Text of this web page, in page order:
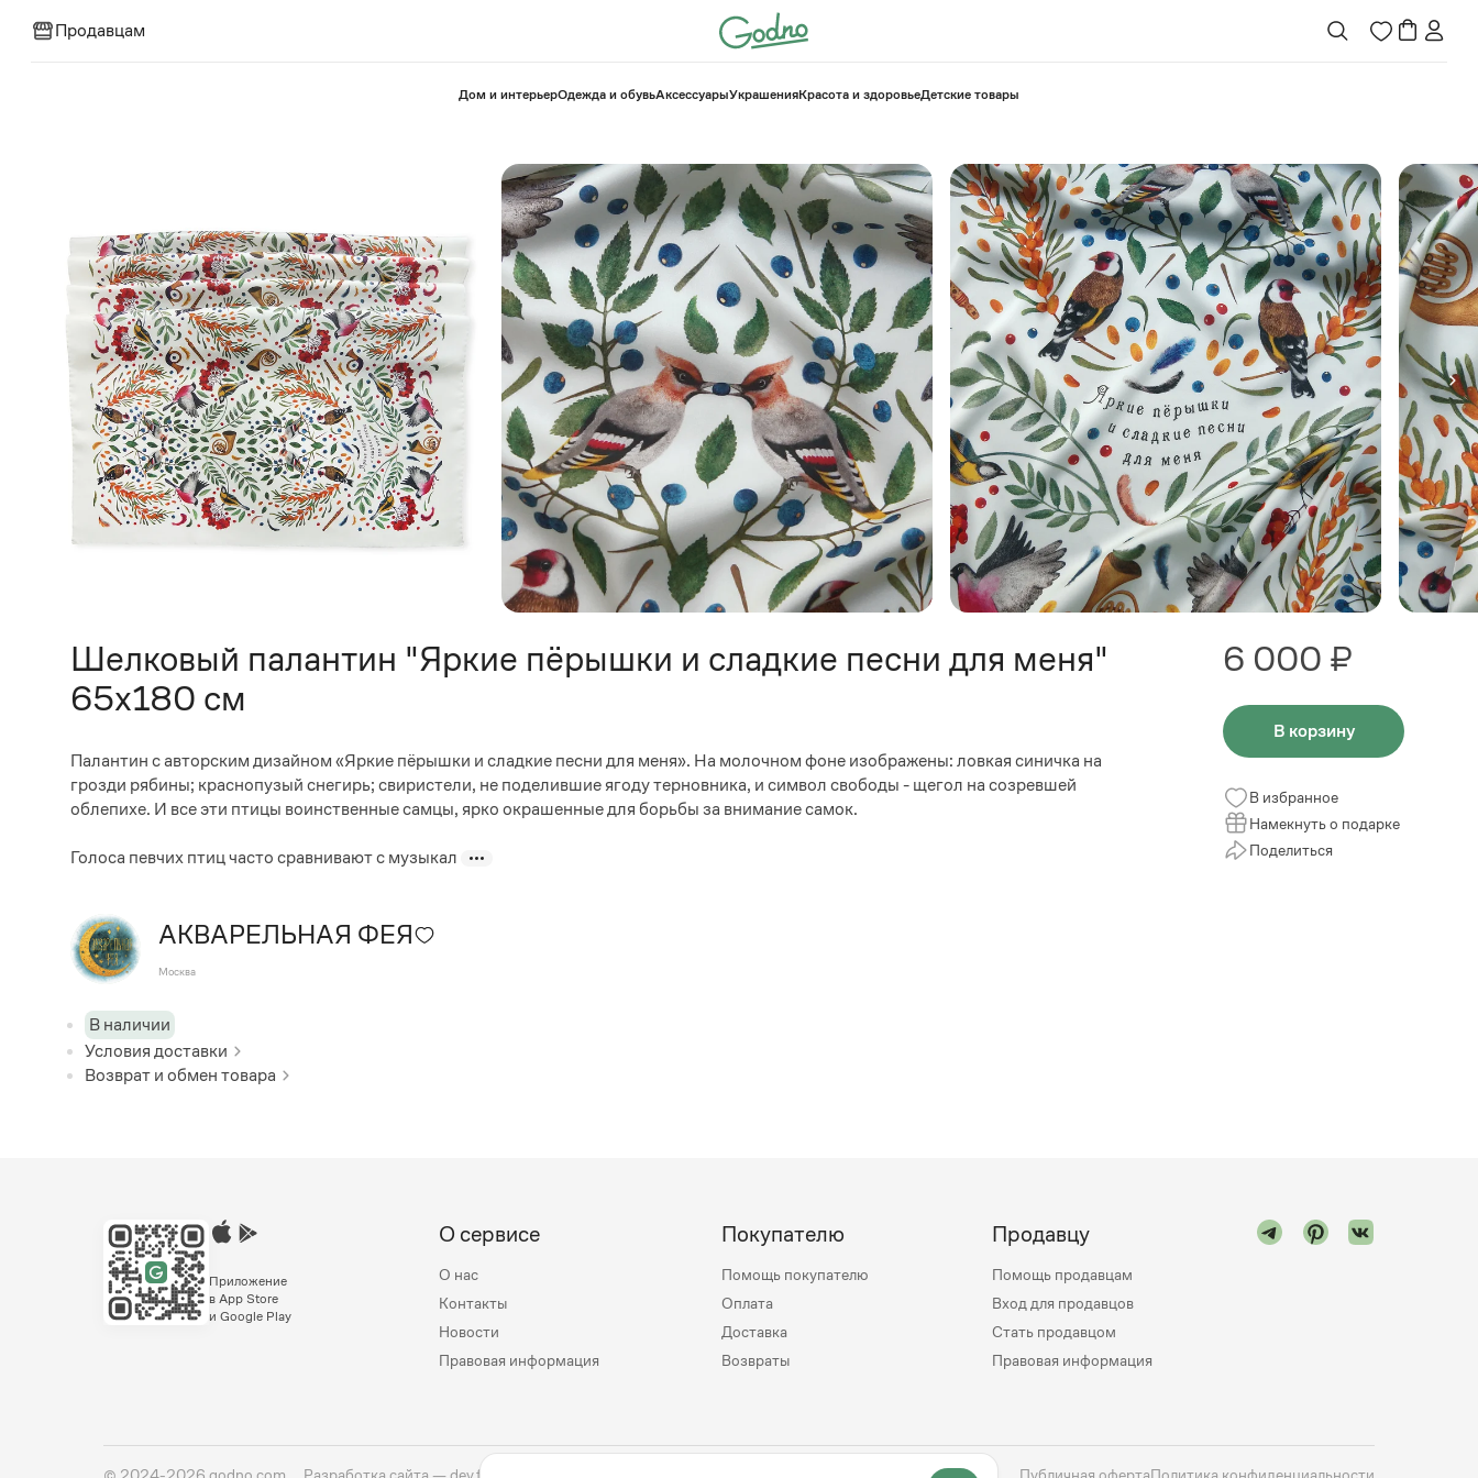
Продавцам
⁠Дом и интерьерОдежда и обувьАксессуарыУкрашенияКрасота и здоровье⁠Детские товары
Шелковый палантин "Яркие пёрышки и сладкие песни для меня"
65х180 см
Палантин с авторским дизайном «Яркие пёрышки и сладкие песни для меня». На молочном фоне изображены: ловкая синичка на
грозди рябины; краснопузый снегирь; свиристели, не поделившие ягоду терновника, и символ свободы - щегол на созревшей
облепихе. И все эти птицы воинственные самцы, ярко окрашенные для борьбы за внимание самок.
Голоса певчих птиц часто сравнивают с музыкал
АКВАРЕЛЬНАЯ ФЕЯ
Москва
В наличии
Условия доставки
Возврат и обмен товара
6 000 ₽
В корзину
В избранное
Намекнуть о подарке
Поделиться
Приложение
в App Store
и Google Play
О сервисе
О нас
Контакты
Новости
Правовая информация
Покупателю
Помощь покупателю
Оплата
Доставка
Возвраты
Продавцу
Помощь продавцам
Вход для продавцов
Стать продавцом
Правовая информация